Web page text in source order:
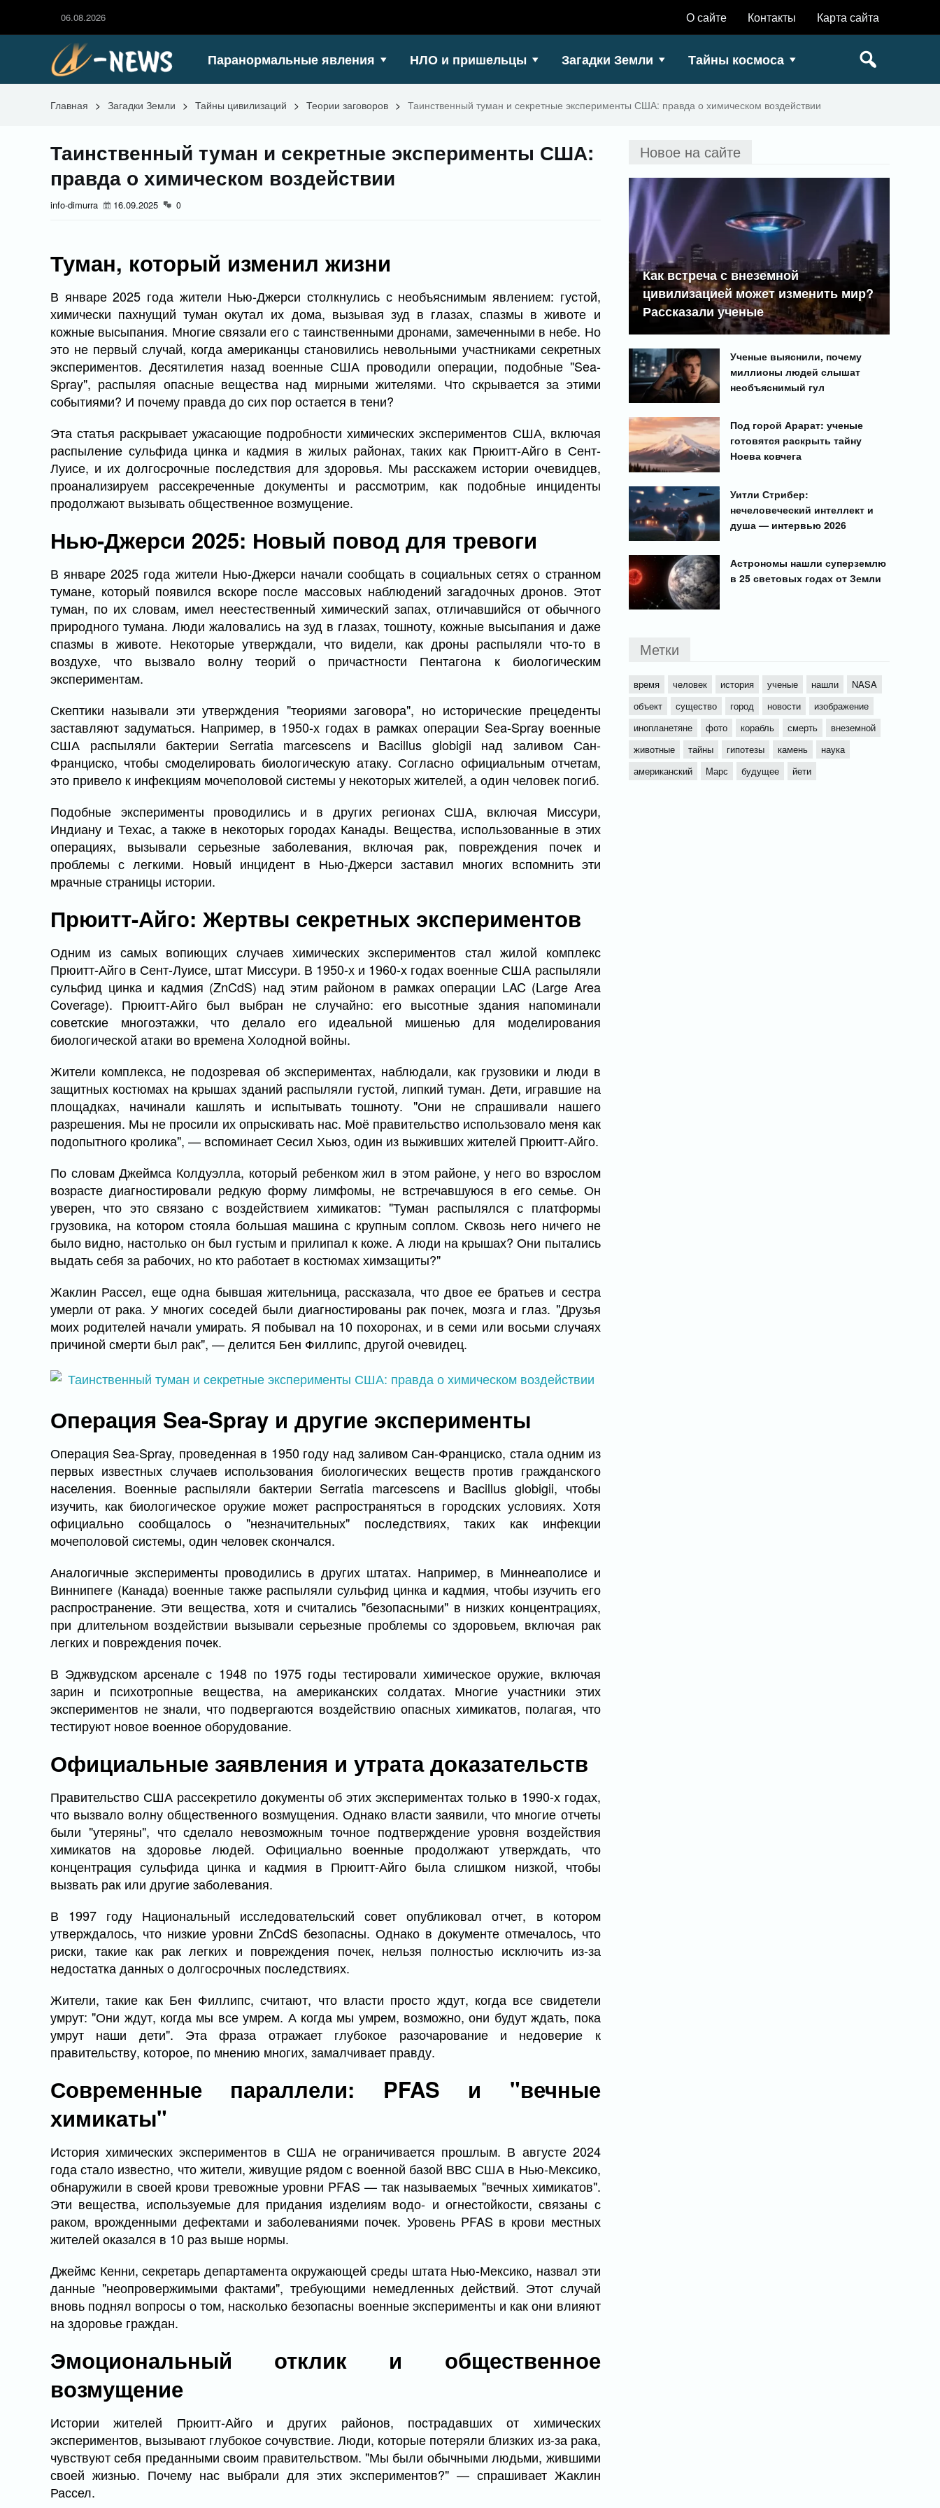
О сайте Контакты Карта сайта
06.08.2026
Паранормальные явления НЛО и пришельцы Загадки Земли Тайны космоса
Главная > Загадки Земли > Тайны цивилизаций > Теории заговоров > Таинственный туман и секретные эксперименты США: правда о химическом воздействии
Таинственный туман и секретные эксперименты США:
правда о химическом воздействии
info-dimurra 16.09.2025 0
Туман, который изменил жизни
В январе 2025 года жители Нью-Джерси столкнулись с необъяснимым явлением: густой,
химически пахнущий туман окутал их дома, вызывая зуд в глазах, спазмы в животе и
кожные высыпания. Многие связали его с таинственными дронами, замеченными в небе. Но
это не первый случай, когда американцы становились невольными участниками секретных
экспериментов. Десятилетия назад военные США проводили операции, подобные "Sea-
Spray", распыляя опасные вещества над мирными жителями. Что скрывается за этими
событиями? И почему правда до сих пор остается в тени?
Эта статья раскрывает ужасающие подробности химических экспериментов США, включая
распыление сульфида цинка и кадмия в жилых районах, таких как Прюитт-Айго в Сент-
Луисе, и их долгосрочные последствия для здоровья. Мы расскажем истории очевидцев,
проанализируем рассекреченные документы и рассмотрим, как подобные инциденты
продолжают вызывать общественное возмущение.
Нью-Джерси 2025: Новый повод для тревоги
В январе 2025 года жители Нью-Джерси начали сообщать в социальных сетях о странном
тумане, который появился вскоре после массовых наблюдений загадочных дронов. Этот
туман, по их словам, имел неестественный химический запах, отличавшийся от обычного
природного тумана. Люди жаловались на зуд в глазах, тошноту, кожные высыпания и даже
спазмы в животе. Некоторые утверждали, что видели, как дроны распыляли что-то в
воздухе, что вызвало волну теорий о причастности Пентагона к биологическим
экспериментам.
Скептики называли эти утверждения "теориями заговора", но исторические прецеденты
заставляют задуматься. Например, в 1950-х годах в рамках операции Sea-Spray военные
США распыляли бактерии Serratia marcescens и Bacillus globigii над заливом Сан-
Франциско, чтобы смоделировать биологическую атаку. Согласно официальным отчетам,
это привело к инфекциям мочеполовой системы у некоторых жителей, а один человек погиб.
Подобные эксперименты проводились и в других регионах США, включая Миссури,
Индиану и Техас, а также в некоторых городах Канады. Вещества, использованные в этих
операциях, вызывали серьезные заболевания, включая рак, повреждения почек и
проблемы с легкими. Новый инцидент в Нью-Джерси заставил многих вспомнить эти
мрачные страницы истории.
Прюитт-Айго: Жертвы секретных экспериментов
Одним из самых вопиющих случаев химических экспериментов стал жилой комплекс
Прюитт-Айго в Сент-Луисе, штат Миссури. В 1950-х и 1960-х годах военные США распыляли
сульфид цинка и кадмия (ZnCdS) над этим районом в рамках операции LAC (Large Area
Coverage). Прюитт-Айго был выбран не случайно: его высотные здания напоминали
советские многоэтажки, что делало его идеальной мишенью для моделирования
биологической атаки во времена Холодной войны.
Жители комплекса, не подозревая об экспериментах, наблюдали, как грузовики и люди в
защитных костюмах на крышах зданий распыляли густой, липкий туман. Дети, игравшие на
площадках, начинали кашлять и испытывать тошноту. "Они не спрашивали нашего
разрешения. Мы не просили их опрыскивать нас. Моё правительство использовало меня как
подопытного кролика", — вспоминает Сесил Хьюз, один из выживших жителей Прюитт-Айго.
По словам Джеймса Колдуэлла, который ребенком жил в этом районе, у него во взрослом
возрасте диагностировали редкую форму лимфомы, не встречавшуюся в его семье. Он
уверен, что это связано с воздействием химикатов: "Туман распылялся с платформы
грузовика, на котором стояла большая машина с крупным соплом. Сквозь него ничего не
было видно, настолько он был густым и прилипал к коже. А люди на крышах? Они пытались
выдать себя за рабочих, но кто работает в костюмах химзащиты?"
Жаклин Рассел, еще одна бывшая жительница, рассказала, что двое ее братьев и сестра
умерли от рака. У многих соседей были диагностированы рак почек, мозга и глаз. "Друзья
моих родителей начали умирать. Я побывал на 10 похоронах, и в семи или восьми случаях
причиной смерти был рак", — делится Бен Филлипс, другой очевидец.
Операция Sea-Spray и другие эксперименты
Операция Sea-Spray, проведенная в 1950 году над заливом Сан-Франциско, стала одним из
первых известных случаев использования биологических веществ против гражданского
населения. Военные распыляли бактерии Serratia marcescens и Bacillus globigii, чтобы
изучить, как биологическое оружие может распространяться в городских условиях. Хотя
официально сообщалось о "незначительных" последствиях, таких как инфекции
мочеполовой системы, один человек скончался.
Аналогичные эксперименты проводились в других штатах. Например, в Миннеаполисе и
Виннипеге (Канада) военные также распыляли сульфид цинка и кадмия, чтобы изучить его
распространение. Эти вещества, хотя и считались "безопасными" в низких концентрациях,
при длительном воздействии вызывали серьезные проблемы со здоровьем, включая рак
легких и повреждения почек.
В Эджвудском арсенале с 1948 по 1975 годы тестировали химическое оружие, включая
зарин и психотропные вещества, на американских солдатах. Многие участники этих
экспериментов не знали, что подвергаются воздействию опасных химикатов, полагая, что
тестируют новое военное оборудование.
Официальные заявления и утрата доказательств
Правительство США рассекретило документы об этих экспериментах только в 1990-х годах,
что вызвало волну общественного возмущения. Однако власти заявили, что многие отчеты
были "утеряны", что сделало невозможным точное подтверждение уровня воздействия
химикатов на здоровье людей. Официально военные продолжают утверждать, что
концентрация сульфида цинка и кадмия в Прюитт-Айго была слишком низкой, чтобы
вызвать рак или другие заболевания.
В 1997 году Национальный исследовательский совет опубликовал отчет, в котором
утверждалось, что низкие уровни ZnCdS безопасны. Однако в документе отмечалось, что
риски, такие как рак легких и повреждения почек, нельзя полностью исключить из-за
недостатка данных о долгосрочных последствиях.
Жители, такие как Бен Филлипс, считают, что власти просто ждут, когда все свидетели
умрут: "Они ждут, когда мы все умрем. А когда мы умрем, возможно, они будут ждать, пока
умрут наши дети". Эта фраза отражает глубокое разочарование и недоверие к
правительству, которое, по мнению многих, замалчивает правду.
Современные параллели: PFAS и "вечные
химикаты"
История химических экспериментов в США не ограничивается прошлым. В августе 2024
года стало известно, что жители, живущие рядом с военной базой ВВС США в Нью-Мексико,
обнаружили в своей крови тревожные уровни PFAS — так называемых "вечных химикатов".
Эти вещества, используемые для придания изделиям водо- и огнестойкости, связаны с
раком, врожденными дефектами и заболеваниями почек. Уровень PFAS в крови местных
жителей оказался в 10 раз выше нормы.
Джеймс Кенни, секретарь департамента окружающей среды штата Нью-Мексико, назвал эти
данные "неопровержимыми фактами", требующими немедленных действий. Этот случай
вновь поднял вопросы о том, насколько безопасны военные эксперименты и как они влияют
на здоровье граждан.
Эмоциональный отклик и общественное
возмущение
Истории жителей Прюитт-Айго и других районов, пострадавших от химических
экспериментов, вызывают глубокое сочувствие. Люди, которые потеряли близких из-за рака,
чувствуют себя преданными своим правительством. "Мы были обычными людьми, жившими
своей жизнью. Почему нас выбрали для этих экспериментов?" — спрашивает Жаклин
Рассел.
Новое на сайте
Как встреча с внеземной
цивилизацией может изменить мир?
Рассказали ученые
Ученые выяснили, почему
миллионы людей слышат
необъяснимый гул
Под горой Арарат: ученые
готовятся раскрыть тайну
Ноева ковчега
Уитли Стрибер:
нечеловеческий интеллект и
душа — интервью 2026
Астрономы нашли суперземлю
в 25 световых годах от Земли
Метки
время человек история ученые нашли
NASA
объект
существо город новости
изображение
инопланетяне
фото корабль смерть
внеземной
животные
тайны гипотезы камень
наука
американский
Марс будущее йети